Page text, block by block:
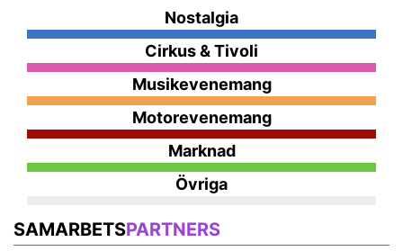
Nostalgia
Cirkus & Tivoli
Musikevenemang
Motorevenemang
Marknad
Övriga
SAMARBETSPARTNERS